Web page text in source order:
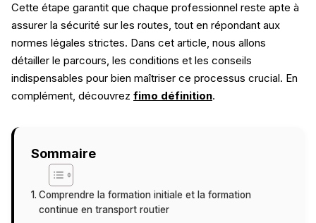
Cette étape garantit que chaque professionnel reste apte à
assurer la sécurité sur les routes, tout en répondant aux
normes légales strictes. Dans cet article, nous allons
détailler le parcours, les conditions et les conseils
indispensables pour bien maîtriser ce processus crucial. En
complément, découvrez fimo définition.
Sommaire
Comprendre la formation initiale et la formation
continue en transport routier